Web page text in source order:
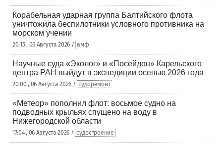
Корабельная ударная группа Балтийского флота
уничтожила беспилотники условного противника на
морском учении
20:15 , 06 Августа 2026 / вмф
Научные суда «Эколог» и «Посейдон» Карельского
центра РАН выйдут в экспедиции осенью 2026 года
20:00 , 06 Августа 2026 / судоремонт
«Метеор» пополнил флот: восьмое судно на
подводных крыльях спущено на воду в
Нижегородской области
17:04 , 06 Августа 2026 / судостроение